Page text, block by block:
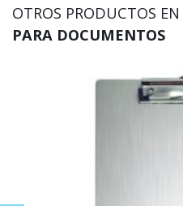
OTROS PRODUCTOS EN
PARA DOCUMENTOS